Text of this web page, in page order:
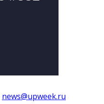
news@upweek.ru